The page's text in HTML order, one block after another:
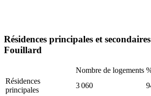
Résidences principales et
Fouillard
Nombre de logements
Résidences
principales
3 060